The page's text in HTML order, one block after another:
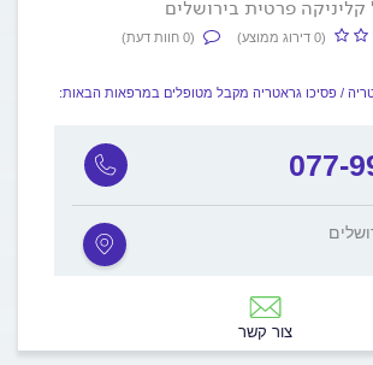
פרטית בירושלים
(0 דירוג ממוצע) (0 חוות דעת)
/ פסיכו גראטריה מקבל מטופלים במרפאות הבאות:
077-
צור קשר